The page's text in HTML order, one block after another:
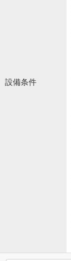
設備条件